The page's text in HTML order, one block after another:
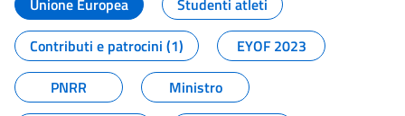
Unione Europea
Studenti atleti
Contributi e patrocini (1)
EYOF 2023
PNRR
Ministro